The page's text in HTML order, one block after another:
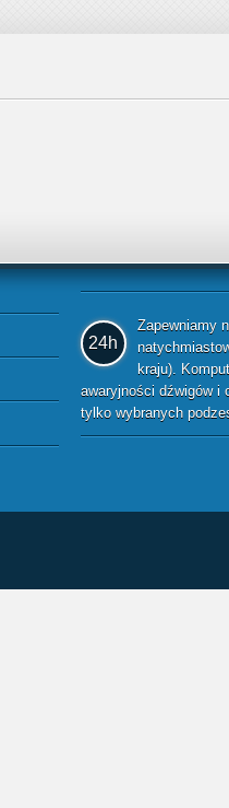
24h
Zapewniamy
kraju).
awaryjności dźwigów i
tylko wybranych